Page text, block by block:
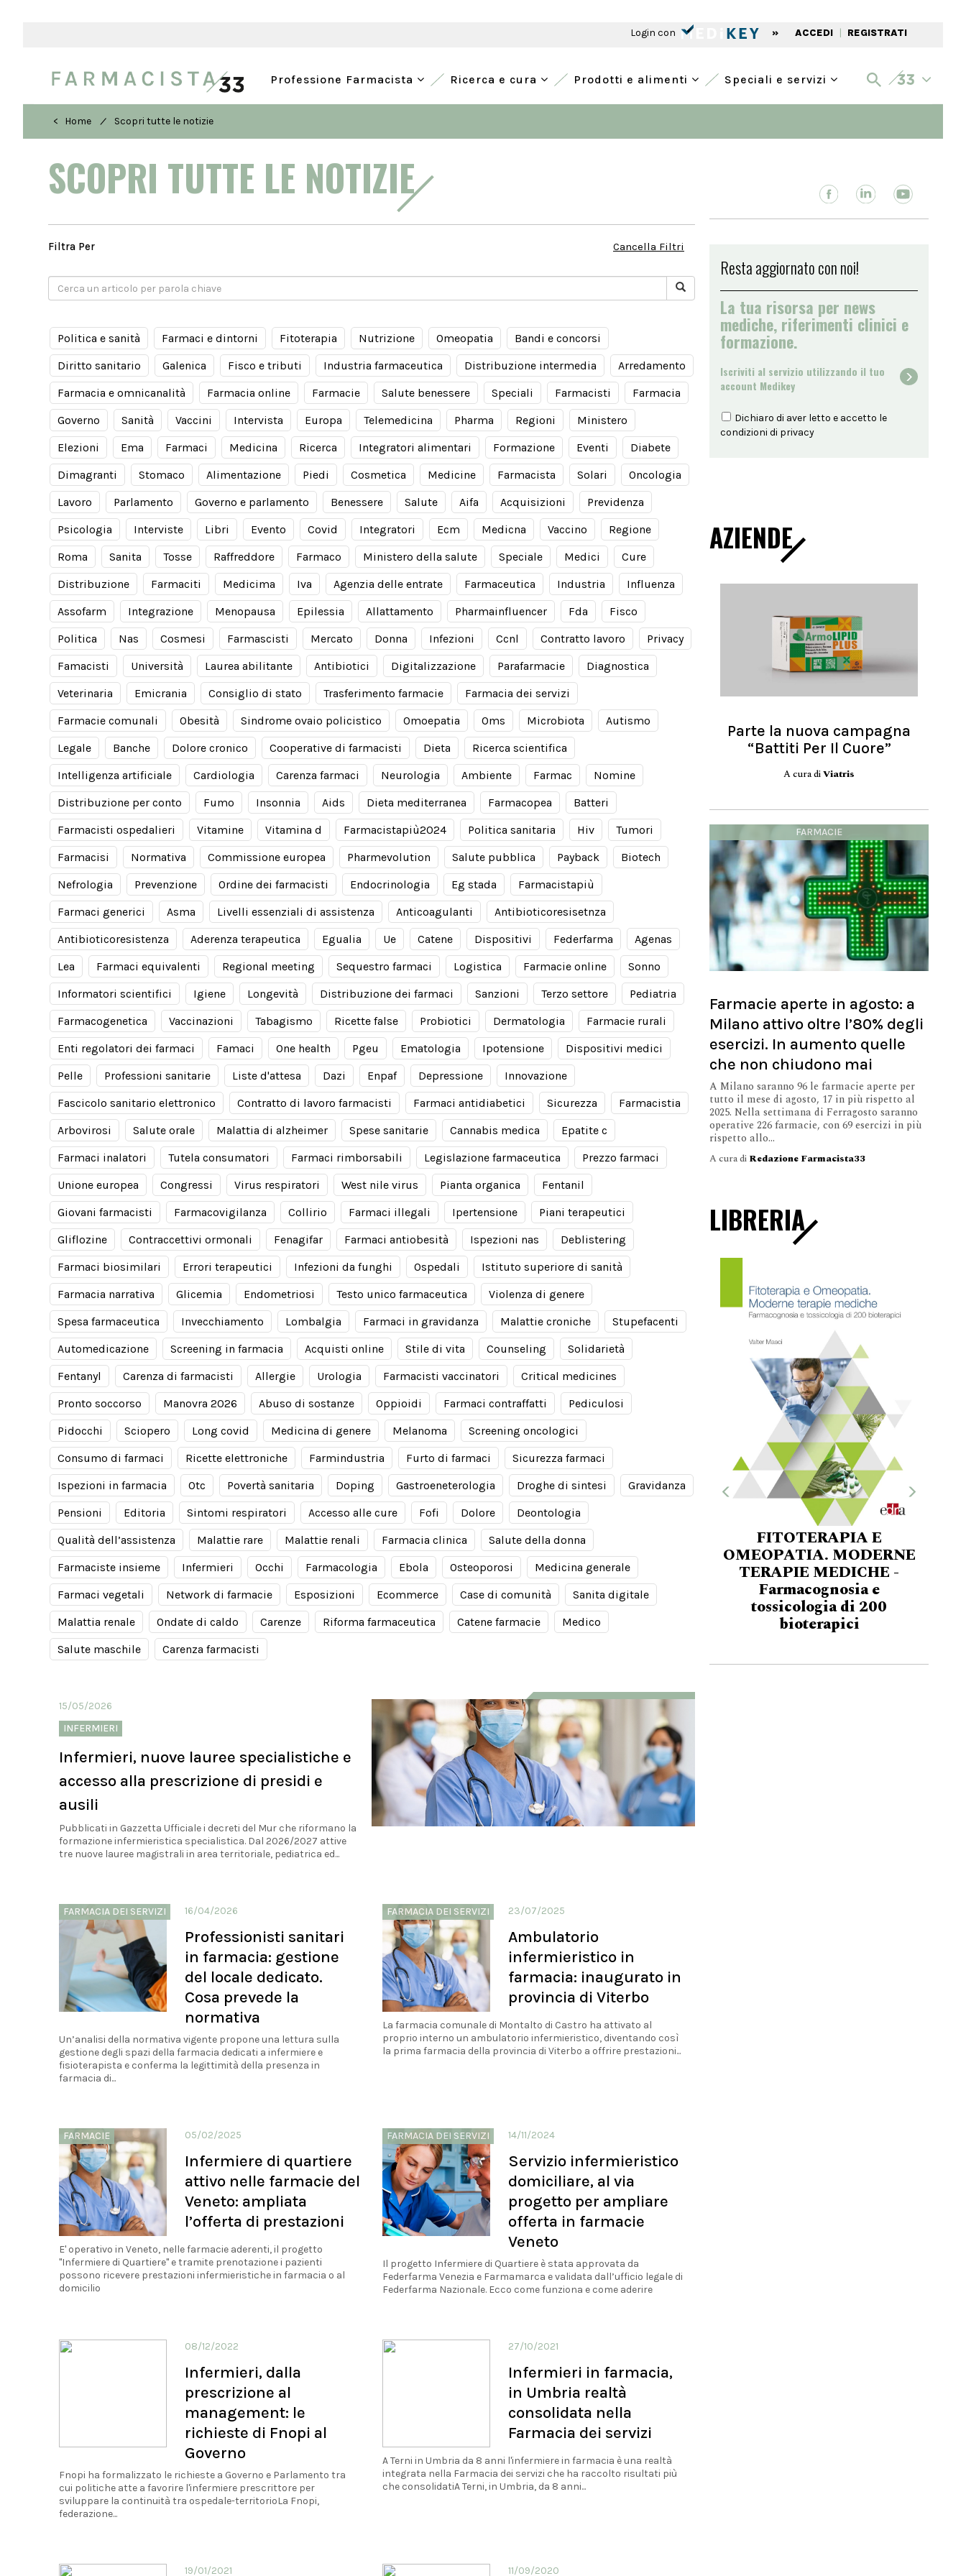
Login con » ACCEDI | REGISTRATI
Professione Farmacista Ricerca e cura Prodotti e alimenti Speciali e servizi
< Home / Scopri tutte le notizie
SCOPRI TUTTE LE NOTIZIE
Filtra Per Cancella Filtri
Politica e sanità Farmaci e dintorni Fitoterapia Nutrizione Omeopatia
Bandi e concorsi
Diritto sanitario
Galenica Fisco e tributi Industria farmaceutica Distribuzione intermedia
Arredamento
Farmacia e omnicanalità
Farmacia online Farmacie Salute benessere Speciali Farmacisti
Farmacia
Governo
Sanità Vaccini Intervista Europa Telemedicina Pharma Regioni
Ministero
Elezioni
Ema Farmaci Medicina Ricerca Integratori alimentari Formazione Eventi
Diabete
Dimagranti
Stomaco Alimentazione Piedi Cosmetica Medicine Farmacista Solari
Oncologia
Lavoro
Parlamento Governo e parlamento Benessere Salute Aifa Acquisizioni
Previdenza
Psicologia
Interviste Libri Evento Covid Integratori Ecm Medicna Vaccino
Regione
Roma
Sanita Tosse Raffreddore Farmaco Ministero della salute Speciale Medici
Cure
Distribuzione
Farmaciti Medicima Iva Agenzia delle entrate Farmaceutica Industria
Influenza
Assofarm
Integrazione Menopausa Epilessia Allattamento Pharmainfluencer Fda
Fisco
Politica
Nas Cosmesi Farmascisti Mercato Donna Infezioni Ccnl Contratto lavoro
Privacy
Famacisti
Università Laurea abilitante Antibiotici Digitalizzazione Parafarmacie
Diagnostica
Veterinaria
Emicrania Consiglio di stato Trasferimento farmacie
Farmacia dei servizi
Farmacie comunali
Obesità Sindrome ovaio policistico Omoepatia Oms Microbiota
Autismo
Legale
Banche Dolore cronico Cooperative di farmacisti Dieta
Ricerca scientifica
Intelligenza artificiale
Cardiologia Carenza farmaci Neurologia Ambiente Farmac
Nomine
Distribuzione per conto
Fumo Insonnia Aids Dieta mediterranea Farmacopea
Batteri
Farmacisti ospedalieri
Vitamine Vitamina d Farmacistapiù2024 Politica sanitaria Hiv
Tumori
Farmacisi
Normativa Commissione europea Pharmevolution Salute pubblica Payback
Biotech
Nefrologia
Prevenzione Ordine dei farmacisti Endocrinologia Eg stada
Farmacistapiù
Farmaci generici
Asma Livelli essenziali di assistenza Anticoagulanti
Antibioticoresisetnza
Antibioticoresistenza
Aderenza terapeutica Egualia Ue Catene Dispositivi Federfarma
Agenas
Lea
Farmaci equivalenti Regional meeting Sequestro farmaci Logistica Farmacie online
Sonno
Informatori scientifici
Igiene Longevità Distribuzione dei farmaci Sanzioni Terzo settore
Pediatria
Farmacogenetica
Vaccinazioni Tabagismo Ricette false Probiotici Dermatologia
Farmacie rurali
Enti regolatori dei farmaci
Famaci One health Pgeu Ematologia Ipotensione
Dispositivi medici
Pelle
Professioni sanitarie Liste d'attesa Dazi Enpaf Depressione
Innovazione
Fascicolo sanitario elettronico
Contratto di lavoro farmacisti Farmaci antidiabetici Sicurezza
Farmacistia
Arbovirosi
Salute orale Malattia di alzheimer Spese sanitarie Cannabis medica
Epatite c
Farmaci inalatori
Tutela consumatori Farmaci rimborsabili Legislazione farmaceutica
Prezzo farmaci
Unione europea
Congressi Virus respiratori West nile virus Pianta organica
Fentanil
Giovani farmacisti
Farmacovigilanza Collirio Farmaci illegali Ipertensione
Piani terapeutici
Gliflozine
Contraccettivi ormonali Fenagifar Farmaci antiobesità Ispezioni nas
Deblistering
Farmaci biosimilari
Errori terapeutici Infezioni da funghi Ospedali
Istituto superiore di sanità
Farmacia narrativa
Glicemia Endometriosi Testo unico farmaceutica
Violenza di genere
Spesa farmaceutica
Invecchiamento Lombalgia Farmaci in gravidanza Malattie croniche
Stupefacenti
Automedicazione
Screening in farmacia Acquisti online Stile di vita Counseling
Solidarietà
Fentanyl
Carenza di farmacisti Allergie Urologia Farmacisti vaccinatori
Critical medicines
Pronto soccorso
Manovra 2026 Abuso di sostanze Oppioidi Farmaci contraffatti
Pediculosi
Pidocchi
Sciopero Long covid Medicina di genere Melanoma
Screening oncologici
Consumo di farmaci
Ricette elettroniche Farmindustria Furto di farmaci
Sicurezza farmaci
Ispezioni in farmacia
Otc Povertà sanitaria Doping Gastroeneterologia Droghe di sintesi
Gravidanza
Pensioni
Editoria Sintomi respiratori Accesso alle cure Fofi Dolore
Deontologia
Qualità dell’assistenza
Malattie rare Malattie renali Farmacia clinica
Salute della donna
Farmaciste insieme
Infermieri Occhi Farmacologia Ebola Osteoporosi
Medicina generale
Farmaci vegetali
Network di farmacie Esposizioni Ecommerce Case di comunità
Sanita digitale
Malattia renale
Ondate di caldo Carenze Riforma farmaceutica Catene farmacie
Medico
Salute maschile
Carenza farmacisti
15/05/2026
INFERMIERI
Infermieri, nuove lauree specialistiche e
accesso alla prescrizione di presidi e
ausili
Pubblicati in Gazzetta Ufficiale i decreti del Mur che riformano la
formazione infermieristica specialistica. Dal 2026/2027 attive
tre nuove lauree magistrali in area territoriale, pediatrica ed...
FARMACIA DEI SERVIZI 16/04/2026
Professionisti sanitari
in farmacia: gestione
del locale dedicato.
Cosa prevede la
normativa
Un’analisi della normativa vigente propone una lettura sulla
gestione degli spazi della farmacia dedicati a infermiere e
fisioterapista e conferma la legittimità della presenza in
farmacia di...
FARMACIA DEI SERVIZI 23/07/2025
Ambulatorio
infermieristico in
farmacia: inaugurato in
provincia di Viterbo
La farmacia comunale di Montalto di Castro ha attivato al
proprio interno un ambulatorio infermieristico, diventando così
la prima farmacia della provincia di Viterbo a offrire prestazioni...
FARMACIE 05/02/2025
Infermiere di quartiere
attivo nelle farmacie del
Veneto: ampliata
l’offerta di prestazioni
E' operativo in Veneto, nelle farmacie aderenti, il progetto
"Infermiere di Quartiere" e tramite prenotazione i pazienti
possono ricevere prestazioni infermieristiche in farmacia o al
domicilio
FARMACIA DEI SERVIZI 14/11/2024
Servizio infermieristico
domiciliare, al via
progetto per ampliare
offerta in farmacie
Veneto
Il progetto Infermiere di Quartiere è stata approvata da
Federfarma Venezia e Farmamarca e validata dall’ufficio legale di
Federfarma Nazionale. Ecco come funziona e come aderire
08/12/2022
Infermieri, dalla
prescrizione al
management: le
richieste di Fnopi al
Governo
Fnopi ha formalizzato le richieste a Governo e Parlamento tra
cui politiche atte a favorire l'infermiere prescrittore per
sviluppare la continuità tra ospedale-territorioLa Fnopi,
federazione...
27/10/2021
Infermieri in farmacia,
in Umbria realtà
consolidata nella
Farmacia dei servizi
A Terni in Umbria da 8 anni l'infermiere in farmacia è una realtà
integrata nella Farmacia dei servizi che ha raccolto risultati più
che consolidatiA Terni, in Umbria, da 8 anni...
19/01/2021 11/09/2020
Resta aggiornato con noi!
La tua risorsa per news
mediche, riferimenti clinici e
formazione.
Iscriviti al servizio utilizzando il tuo
account Medikey
Dichiaro di aver letto e accetto le
condizioni di privacy
AZIENDE
Parte la nuova campagna
“Battiti Per Il Cuore”
A cura diViatris
FARMACIE
Farmacie aperte in agosto: a
Milano attivo oltre l’80% degli
esercizi. In aumento quelle
che non chiudono mai
A Milano saranno 96 le farmacie aperte per
tutto il mese di agosto, 17 in più rispetto al
2025. Nella settimana di Ferragosto saranno
operative 226 farmacie, con 69 esercizi in più
rispetto allo...
A cura di Redazione Farmacista33
LIBRERIA
FITOTERAPIA E
OMEOPATIA. MODERNE
TERAPIE MEDICHE -
Farmacognosia e
tossicologia di 200
bioterapici